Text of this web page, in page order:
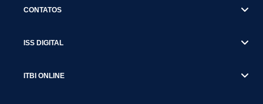
CONTATOS
ISS DIGITAL
ITBI ONLINE